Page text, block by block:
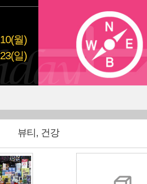
10(월)
23(일)
뷰티, 건강